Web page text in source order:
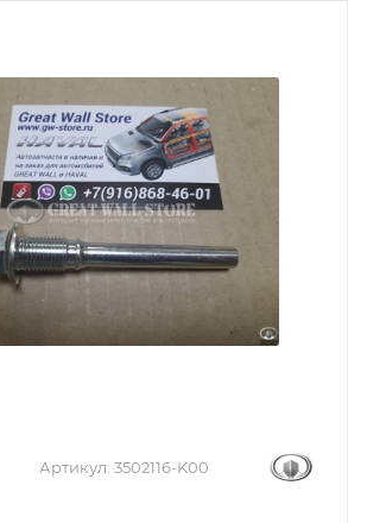
Артикул: 3502116-K00